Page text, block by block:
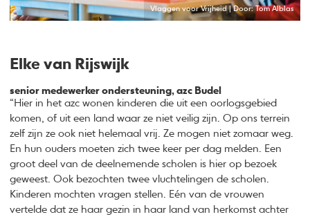
Vlaggen voor Vrijheid | Door: Tom Alblas
Elke van Rijswijk
senior medewerker ondersteuning, azc Budel
“Hier in het azc wonen kinderen die uit een oorlogsgebied
komen, of uit een land waar ze niet veilig zijn. Op ons terrein
zelf zijn ze ook niet helemaal vrij. Ze mogen niet zomaar weg.
En hun ouders moeten zich twee keer per dag melden. Een
groot deel van de deelnemende scholen is hier op bezoek
geweest. Ook bezochten twee vluchtelingen de scholen.
Kinderen mochten vragen stellen. Eén van de vrouwen
vertelde dat ze haar gezin in haar land van herkomst achter